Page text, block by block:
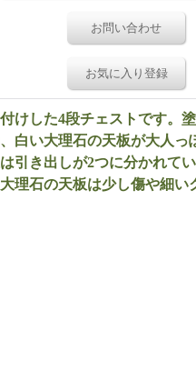
お問い合わせ
お気に入り登録
けした4段チェストです。
白い大理石の天板が大人っ
引き出しが2つに分かれて
理石の天板は少し傷や細い